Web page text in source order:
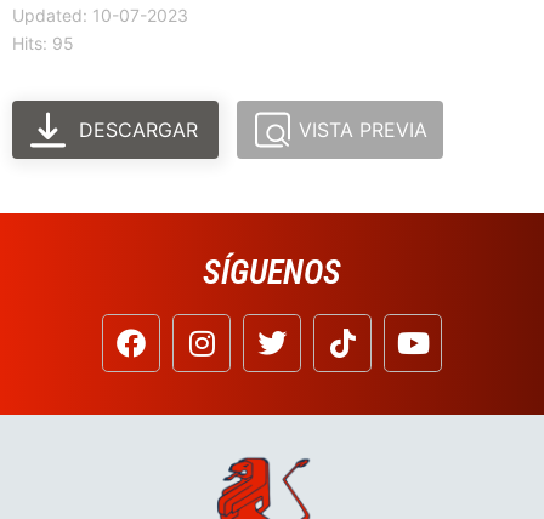
Updated: 10-07-2023
Hits: 95
DESCARGAR VISTA PREVIA
SÍGUENOS